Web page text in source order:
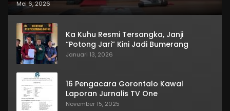
Mei 6, 2026
Ka Kuhu Resmi Tersangka, Janji
“Potong Jari” Kini Jadi Bumerang
Januari 13, 2026
16 Pengacara Gorontalo Kawal
Laporan Jurnalis TV One
November 15, 2025